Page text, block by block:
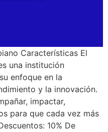
Características El
una institución
enfoque en la
y la innovación.
impactar,
para que cada vez más
10% De